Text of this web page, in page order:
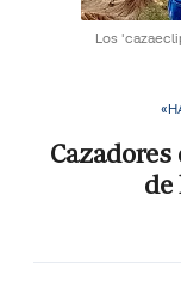
Los
de